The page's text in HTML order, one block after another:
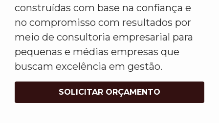
construídas com base na confiança e
no compromisso com resultados por
meio de consultoria empresarial para
pequenas e médias empresas que
buscam excelência em gestão.
SOLICITAR ORÇAMENTO